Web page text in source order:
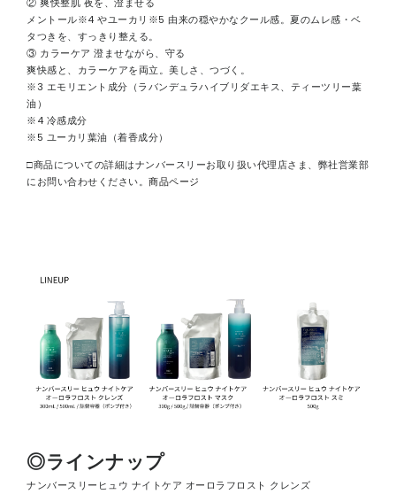
② 爽快整肌 夜を、澄ませる
メントール※4 やユーカリ※5 由来の穏やかなクール感。夏のムレ感・ベ
タつきを、すっきり整える。
③ カラーケア 澄ませながら、守る
爽快感と、カラーケアを両立。美しさ、つづく。
※3 エモリエント成分（ラバンデュラハイブリダエキス、ティーツリー葉
油）
※4 冷感成分
※5 ユーカリ葉油（着香成分）
□商品についての詳細はナンバースリーお取り扱い代理店さま、弊社営業部
にお問い合わせください。 商品ページ
◎ラインナップ
ナンバースリーヒュウ ナイトケア オーロラフロスト クレンズ